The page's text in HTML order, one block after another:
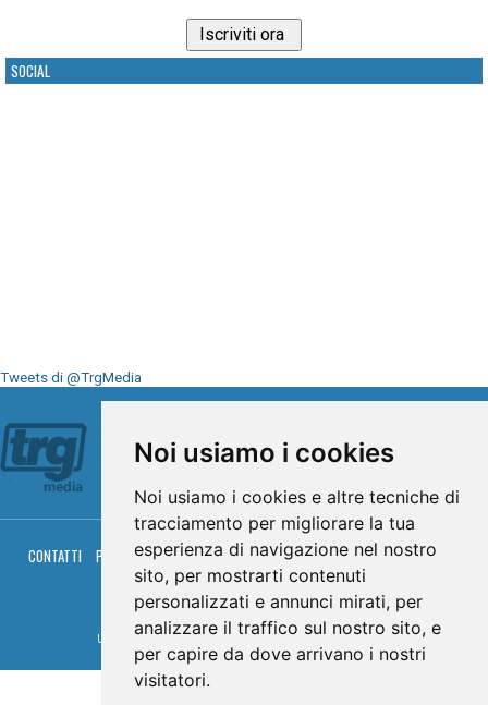
Noi usiamo i cookies
Noi usiamo i cookies e altre tecniche di
tracciamento per migliorare la tua
esperienza di navigazione nel nostro
sito, per mostrarti contenuti
personalizzati e annunci mirati, per
analizzare il traffico sul nostro sito, e
per capire da dove arrivano i nostri
visitatori.
SOCIAL
Tweets di @TrgMedia
CONTATTI PRIVACY COOKIES PALINSESTO DIRETTA TV
DIRETTA RADIO
RGM HITRADIO
© TRG Media 2005-2026
Umbria Televisioni s.r.l. - P.I.00496230541 - www.trgmedia.it - Powered by